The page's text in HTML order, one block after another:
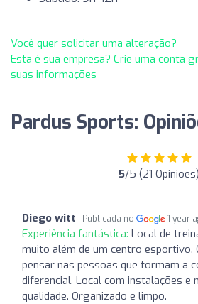
Você quer solicitar uma alteração?
Esta é sua empresa? Crie uma conta
suas informações
Pardus Sports:
5/5 (21 Opiniões)
Diego witt Publicada no 1 year
Experiência fantástica: Local de
muito além de um centro esportivo.
pensar nas pessoas que formam a
diferencial. Local com instalações e
qualidade. Organizado e limpo.